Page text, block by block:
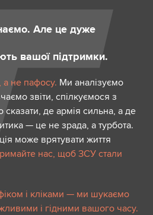
Але це дуже
вашої підтримки.
а не пафосу. Ми аналізуємо
звіти, спілкуємося з
де армія сильна, а де
— це не зрада, а турбота.
може врятувати життя
нас, щоб ЗСУ стали
і кліками — ми шукаємо
і гідними вашого часу.